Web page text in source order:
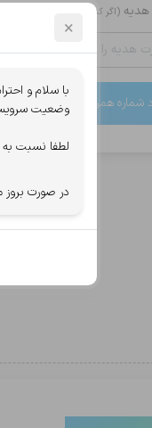
(اگر کد دارید وارد کنید)
شماره همراه دقت کنید،
×
با سلام و
وضعیت سرویس
لطفا نسبت
در صورت